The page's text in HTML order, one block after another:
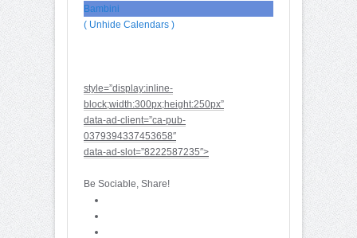
Bambini
( Unhide Calendars )
style=”display:inline-
block;width:300px;height:250px”
data-ad-client=”ca-pub-
0379394337453658″
data-ad-slot=”8222587235″>
Be Sociable, Share!